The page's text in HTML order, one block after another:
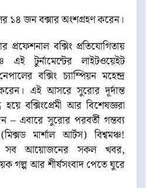
১৪ জন বক্সার অংশগ্রহণ করেন।
বক্সিং প্রতিযোগিতায়
টুর্নামেন্টের লাইটওয়েইট
বক্সিং চ্যাম্পিয়ন মহেন্দ্র
এই আসরে সুরোর দূর্দান্ত
বক্সিংপ্রেমী আর বিশেষজ্ঞরা
– এবারে সুরোর পরবর্তী গন্তব্য
মার্শাল আর্টস) বিশ্বমঞ্চ!
সব আয়োজনের সকল খবর,
গল্প আর শীর্ষসংবাদ পেতে ঘুরে